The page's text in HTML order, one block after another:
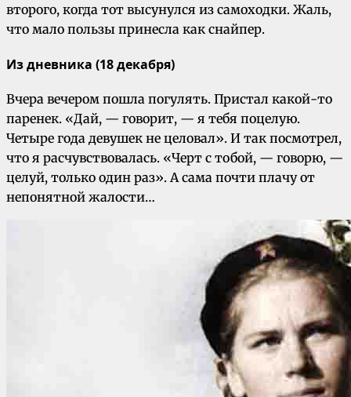
второго, когда тот высунулся из самоходки. Жаль,
что мало пользы принесла как снайпер.
Из дневника (18 декабря)
Вчера вечером пошла погулять. Пристал какой-то
паренек. «Дай, — говорит, — я тебя поцелую.
Четыре года девушек не целовал». И так посмотрел,
что я расчувствовалась. «Черт с тобой, — говорю, —
целуй, только один раз». А сама почти плачу от
непонятной жалости…